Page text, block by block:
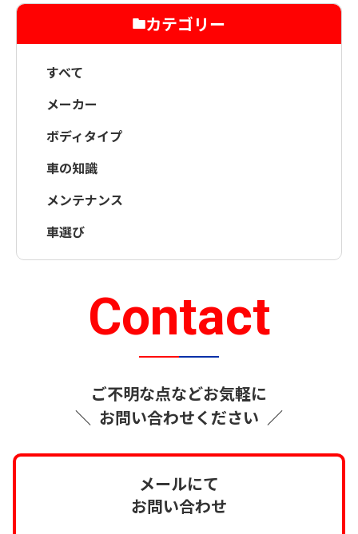
カテゴリー
すべて
メーカー
ボディタイプ
車の知識
メンテナンス
車選び
Contact
＼
ご不明な点などお気軽に
お問い合わせください ／
メールにて
お問い合わせ